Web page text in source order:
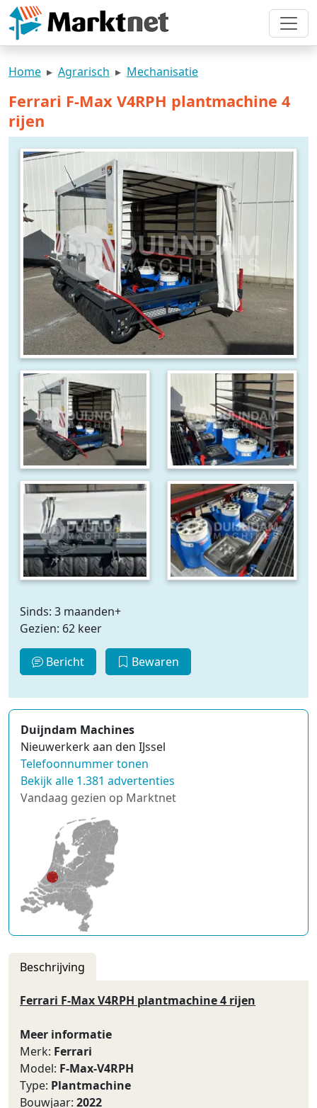
Home Agrarisch Mechanisatie
Ferrari F-Max V4RPH plantmachine 4
rijen
Sinds: 3 maanden+
Gezien: 62 keer
Bericht Bewaren
Duijndam Machines
Nieuwerkerk aan den IJssel
Telefoonnummer tonen
Bekijk alle 1.381 advertenties
Vandaag gezien op Marktnet
Beschrijving
Ferrari F-Max V4RPH plantmachine 4 rijen
Meer informatie
Merk: Ferrari
Model: F-Max-V4RPH
Type: Plantmachine
Bouwjaar: 2022